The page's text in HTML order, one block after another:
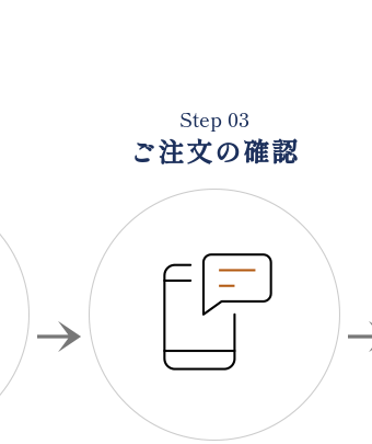
Step 03
ご注文の確認